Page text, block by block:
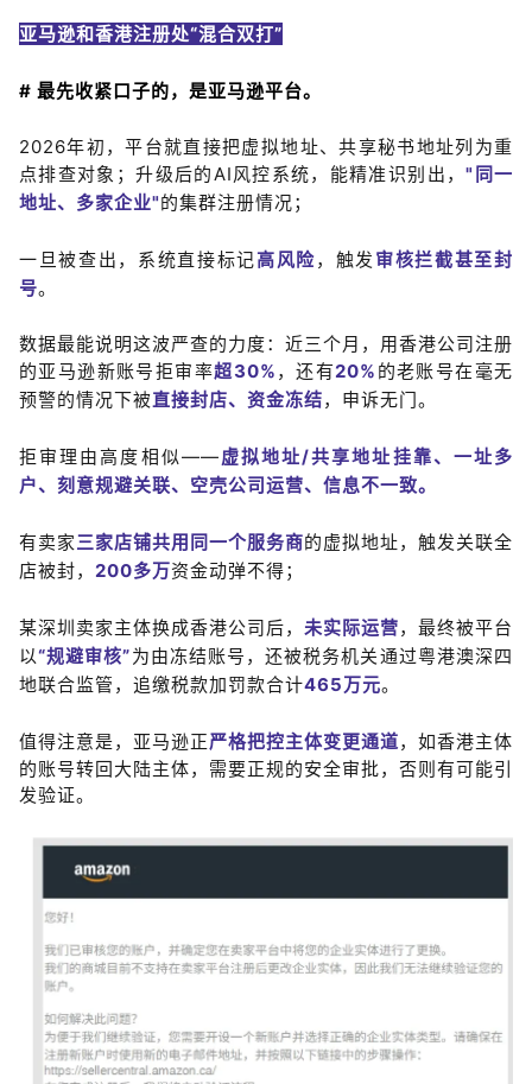
亚马逊和香港注册处“混合双打”
# 最先收紧口子的，是亚马逊平台。
2026年初，平台就直接把虚拟地址、共享秘书地址列为重
点排查对象；升级后的AI风控系统，能精准识别出，"同一
地址、多家企业"的集群注册情况；
一旦被查出，系统直接标记高风险，触发 审核拦截甚至封
号。
数据最能说明这波严查的力度：近三个月，用香港公司注册
的亚马逊新账号拒审率超30% ，还有20% 的老账号在毫无
预警的情况下被直接封店、资金冻结，申诉无门。
拒审理由高度相似——虚拟地址/共享地址挂靠、一址多
户、刻意规避关联、空壳公司运营、信息不一致。
有卖家三家店铺共用同一个服务商的虚拟地址，触发关联全
店被封， 200多万资金动弹不得；
某深圳卖家主体换成香港公司后， 未实际运营，最终被平台
以“规避审核”为由冻结账号，还被税务机关通过粤港澳深四
地联合监管，追缴税款加罚款合计465万元。
值得注意是，亚马逊正严格把控主体变更通道，如香港主体
的账号转回大陆主体，需要正规的安全审批，否则有可能引
发验证。